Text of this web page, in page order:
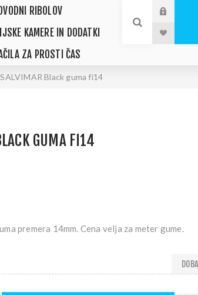
RIBOLOV
KAMERE IN DODATKI
ZA PROSTI ČAS
SALVIMAR Black guma fi14
GUMA FI14
premera 14mm. Cena velja za meter gume.